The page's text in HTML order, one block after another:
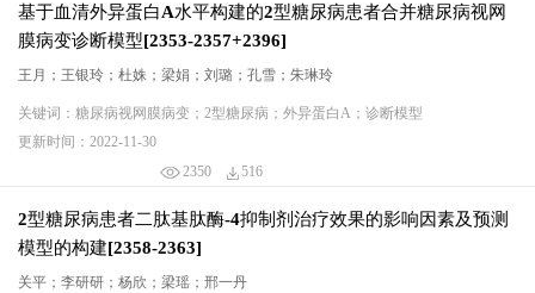
基于血清外异蛋白A水平构建的2型糖尿病患者合并糖尿病视网
膜病变诊断模型[2353-2357+2396]
王月；王银玲；杜姝；梁娟；刘璐；孔雪；朱琳玲
关键词：糖尿病视网膜病变；2型糖尿病；外异蛋白A；诊断模型
2350 516
更新时间：2022-11-30
2型糖尿病患者二肽基肽酶-4抑制剂治疗效果的影响因素及预测
模型的构建[2358-2363]
关平；李研研；杨欣；梁瑶；邢一丹